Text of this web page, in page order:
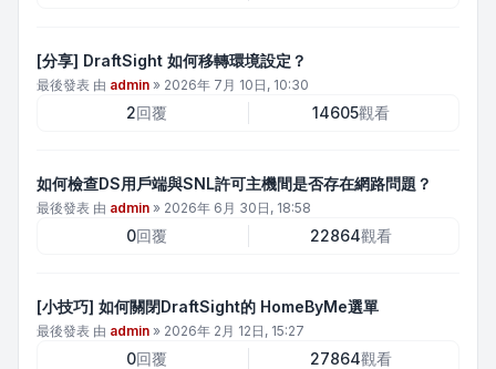
[分享] DraftSight 如何移轉環境設定？
最後發表 由 admin » 2026年 7月 10日, 10:30
2回覆 14605觀看
如何檢查DS用戶端與SNL許可主機間是否存在網路問題？
最後發表 由 admin » 2026年 6月 30日, 18:58
0回覆 22864觀看
[小技巧] 如何關閉DraftSight的 HomeByMe選單
最後發表 由 admin » 2026年 2月 12日, 15:27
0回覆 27864觀看